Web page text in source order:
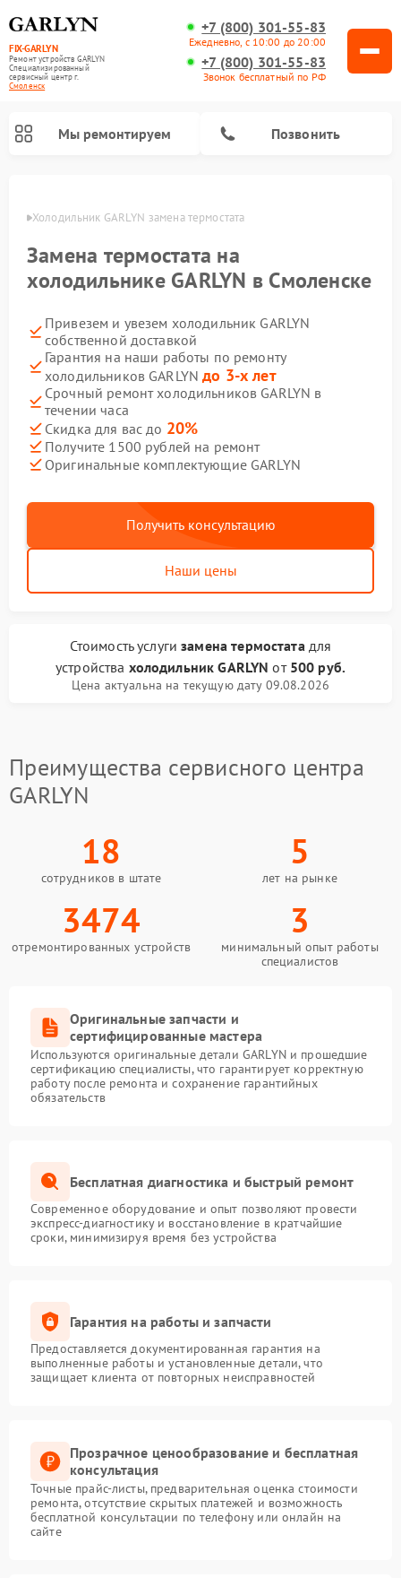
FIX-GARLYN
Ремонт устройств GARLYN
Специализированный
cервисный центр г.
Смоленск
+7 (800) 301-55-83
Ежедневно, с 10:00 до 20:00
+7 (800) 301-55-83
Звонок бесплатный по РФ
Мы ремонтируем Позвонить
Холодильник GARLYN замена термостата
Замена термостата на
холодильнике GARLYN в Смоленске
Привезем и увезем холодильник GARLYN
собственной доставкой
Гарантия на наши работы по ремонту
холодильников GARLYNдо 3-х лет
Срочный ремонт холодильников GARLYN в
течении часа
Скидка для вас до 20%
Получите 1500 рублей на ремонт
Оригинальные комплектующие GARLYN
Получить консультацию
Наши цены
Стоимость услугизамена термостатадля
устройства холодильник GARLYN от 500 руб.
Цена актуальна на текущую дату 09.08.2026
Преимущества сервисного центра
GARLYN
18
сотрудников в штате
5
лет на рынке
3474
отремонтированных устройств
3
минимальный опыт работы
специалистов
Оригинальные запчасти и
сертифицированные мастера
Используются оригинальные детали GARLYN и прошедшие
сертификацию специалисты, что гарантирует корректную
работу после ремонта и сохранение гарантийных
обязательств
Бесплатная диагностика и быстрый ремонт
Современное оборудование и опыт позволяют провести
экспресс-диагностику и восстановление в кратчайшие
сроки, минимизируя время без устройства
Гарантия на работы и запчасти
Предоставляется документированная гарантия на
выполненные работы и установленные детали, что
защищает клиента от повторных неисправностей
Прозрачное ценообразование и бесплатная
консультация
Точные прайс-листы, предварительная оценка стоимости
ремонта, отсутствие скрытых платежей и возможность
бесплатной консультации по телефону или онлайн на
сайте